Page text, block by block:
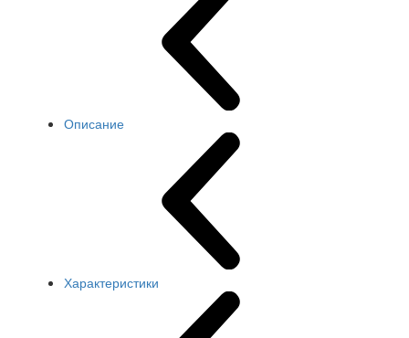
Описание
Характеристики